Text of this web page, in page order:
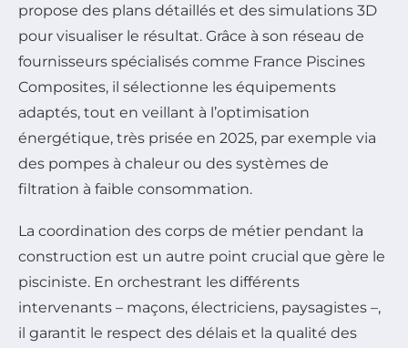
propose des plans détaillés et des simulations 3D
pour visualiser le résultat. Grâce à son réseau de
fournisseurs spécialisés comme France Piscines
Composites, il sélectionne les équipements
adaptés, tout en veillant à l’optimisation
énergétique, très prisée en 2025, par exemple via
des pompes à chaleur ou des systèmes de
filtration à faible consommation.
La coordination des corps de métier pendant la
construction est un autre point crucial que gère le
pisciniste. En orchestrant les différents
intervenants – maçons, électriciens, paysagistes –,
il garantit le respect des délais et la qualité des